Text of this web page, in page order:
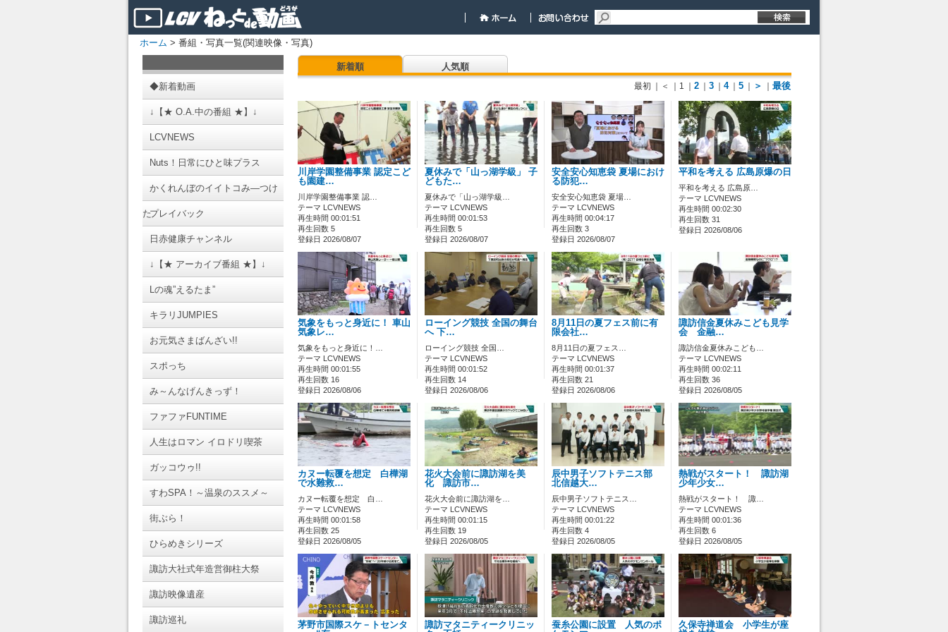
ホーム > 番組・写真一覧(関連映像・写真)
◆新着動画
↓【★ O.A.中の番組 ★】↓
LCVNEWS
Nuts！日常にひと味プラス
かくれんぼのイイトコみ―つけ
たプレイバック
日赤健康チャンネル
↓【★ アーカイブ番組 ★】↓
Lの魂”えるたま”
キラリJUMPIES
お元気さまばんざい!!
スポっち
み～んなげんきっず！
ファファFUNTIME
人生はロマン イロドリ喫茶
ガッコウゥ!!
すわSPA！～温泉のススメ～
街ぶら！
ひらめきシリーズ
諏訪大社式年造営御柱大祭
諏訪映像遺産
諏訪巡礼
新着順 人気順
最初 ｜＜ ｜1 2 3 4 5 ＞ 最後
川岸学園整備事業 認定こど
も園建…
川岸学園整備事業 認…
テーマ LCVNEWS
再生時間 00:01:51
再生回数 5
登録日 2026/08/07
夏休みで「山っ湖学級」 子
どもた…
夏休みで「山っ湖学級…
テーマ LCVNEWS
再生時間 00:01:53
再生回数 5
登録日 2026/08/07
安全安心知恵袋 夏場におけ
る防犯…
安全安心知恵袋 夏場…
テーマ LCVNEWS
再生時間 00:04:17
再生回数 3
登録日 2026/08/07
平和を考える 広島原爆の日
平和を考える 広島原…
テーマ LCVNEWS
再生時間 00:02:30
再生回数 31
登録日 2026/08/06
気象をもっと身近に！ 車山
気象レ…
気象をもっと身近に！…
テーマ LCVNEWS
再生時間 00:01:55
再生回数 16
登録日 2026/08/06
ローイング競技 全国の舞台
へ 下…
ローイング競技 全国…
テーマ LCVNEWS
再生時間 00:01:52
再生回数 14
登録日 2026/08/06
8月11日の夏フェス前に有
限会社…
8月11日の夏フェス…
テーマ LCVNEWS
再生時間 00:01:37
再生回数 21
登録日 2026/08/06
諏訪信金夏休みこども見学
会 金融…
諏訪信金夏休みこども…
テーマ LCVNEWS
再生時間 00:02:11
再生回数 36
登録日 2026/08/05
カヌー転覆を想定 白樺湖
で水難救…
カヌー転覆を想定 白…
テーマ LCVNEWS
再生時間 00:01:58
再生回数 25
登録日 2026/08/05
花火大会前に諏訪湖を美
化 諏訪市…
花火大会前に諏訪湖を…
テーマ LCVNEWS
再生時間 00:01:15
再生回数 19
登録日 2026/08/05
辰中男子ソフトテニス部
北信越大…
辰中男子ソフトテニス…
テーマ LCVNEWS
再生時間 00:01:22
再生回数 4
登録日 2026/08/05
熱戦がスタート！ 諏訪湖
少年少女…
熱戦がスタート！ 諏…
テーマ LCVNEWS
再生時間 00:01:36
再生回数 6
登録日 2026/08/05
茅野市国際スケ－トセンタ
諏訪マタニティークリニッ
蚕糸公園に設置 人気のポ
久保寺禅道会 小学生が座